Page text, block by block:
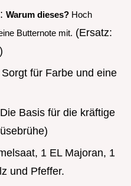
: Warum dieses? Hoch
Butternote mit. (Ersatz:
Sorgt für Farbe und eine
Basis für die kräftige
1 EL Majoran, 1
und Pfeffer.